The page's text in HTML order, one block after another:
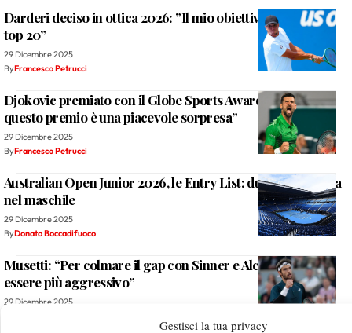
Gestisci la tua privacy
Darderi deciso in ottica 2026: ”Il mio obiettivo è entrare in
top 20”
29 Dicembre 2025
ByFrancesco Petrucci
Djokovic premiato con il Globe Sports Awards: ”Ricevere
questo premio è una piacevole sorpresa”
29 Dicembre 2025
ByFrancesco Petrucci
Australian Open Junior 2026, le Entry List: due italiani al via
nel maschile
29 Dicembre 2025
ByDonato Boccadifuoco
Musetti: “Per colmare il gap con Sinner e Alcaraz devo
essere più aggressivo”
29 Dicembre 2025